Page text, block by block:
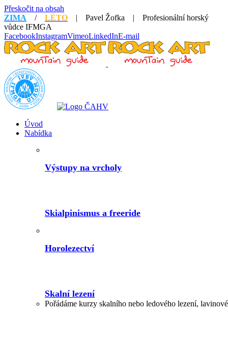
Přeskočit na obsah
ZIMA / LÉTO | Pavel Žofka | Profesionální horský
vůdce IFMGA
FacebookInstagramVimeoLinkedInE-mail
Úvod
Nabídka
Výstupy na vrcholy
Skialpinismus a freeride
Horolezectví
Skalní lezení
Pořádáme kurzy skalního nebo ledového lezení,